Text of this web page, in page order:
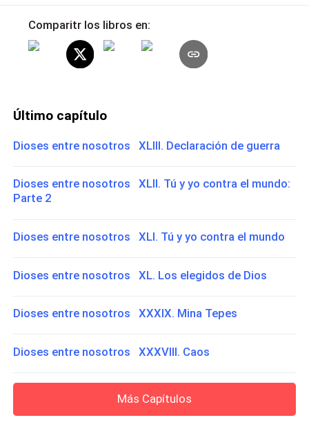
Comparitr los libros en:
Último capítulo
Dioses entre nosotros XLIII. Declaración de guerra
Dioses entre nosotros XLII. Tú y yo contra el mundo:
Parte 2
Dioses entre nosotros XLI. Tú y yo contra el mundo
Dioses entre nosotros XL. Los elegidos de Dios
Dioses entre nosotros XXXIX. Mina Tepes
Dioses entre nosotros XXXVIII. Caos
Más Capítulos